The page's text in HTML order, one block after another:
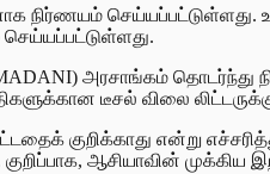
நிர்ணயம்
அரசாங்கம்
டீசல் விலை
என்று
ஆசியாவின்